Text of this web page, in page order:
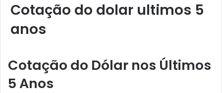
Cotação do dolar ultimos 5
anos​
Cotação do Dólar nos Últimos
5 Anos